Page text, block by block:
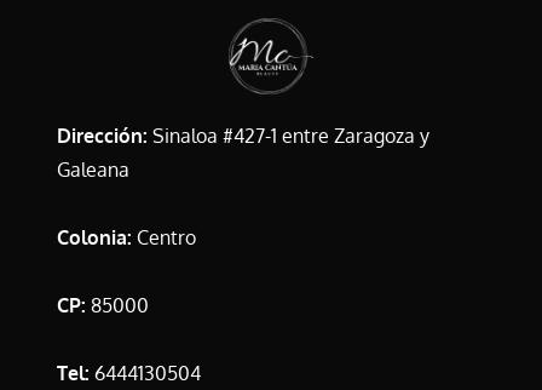
Dirección: Sinaloa #427-1 entre Zaragoza y
Galeana
Colonia: Centro
CP: 85000
Tel: 6444130504